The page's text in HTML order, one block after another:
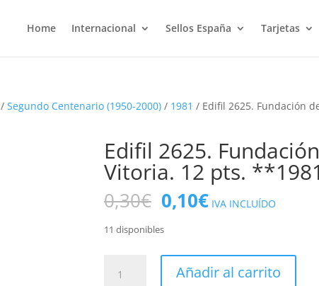
Home Internacional Sellos España Tarjetas
/Segundo Centenario (1950-2000) / 1981 / Edifil 2625. Fundación
Edifil 2625.
Vitoria. 12 pts. **1981
0,30€ El
precio
original
era:
0,30€.
0,10€El
precio
es:
0,10€.
IVA INCLUÍDO
11 disponibles
2625.
Añadir al carrito